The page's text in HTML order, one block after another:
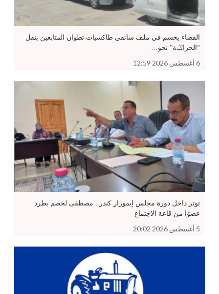
القضاء يحسم في ملف سائقي طاكسيات تطوان المتابعين بنقل
“الحراݣة” نحو…
6 أغسطس 2026 12:59
توتر داخل دورة مجلس إيموزار كندر.. مصطفى لخصم يطرد
عضوًا من قاعة الاجتماع
5 أغسطس 2026 20:02